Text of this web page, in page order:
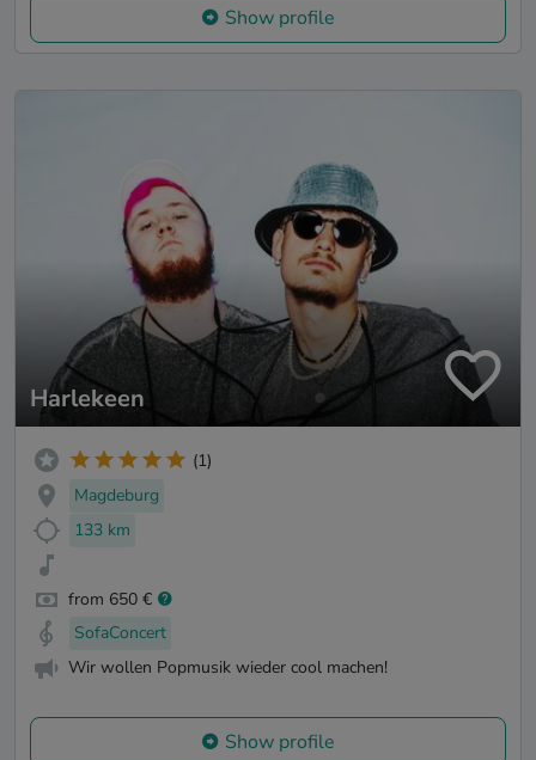
Show profile
Harlekeen
(1)
Magdeburg
133 km
from 650 €
SofaConcert
Wir wollen Popmusik wieder cool machen!
Show profile